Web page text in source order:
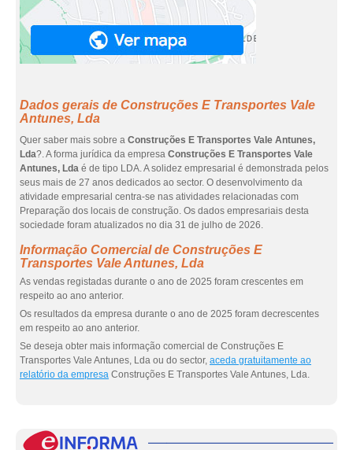
Dados gerais de Construções E Transportes Vale
Antunes, Lda
Quer saber mais sobre a Construções E Transportes Vale Antunes,
Lda?. A forma jurídica da empresa Construções E Transportes Vale
Antunes, Lda é de tipo LDA. A solidez empresarial é demonstrada pelos
seus mais de 27 anos dedicados ao sector. O desenvolvimento da
atividade empresarial centra-se nas atividades relacionadas com
Preparação dos locais de construção. Os dados empresariais desta
sociedade foram atualizados no dia 31 de julho de 2026.
Informação Comercial de Construções E
Transportes Vale Antunes, Lda
As vendas registadas durante o ano de 2025 foram crescentes em
respeito ao ano anterior.
Os resultados da empresa durante o ano de 2025 foram decrescentes
em respeito ao ano anterior.
Se deseja obter mais informação comercial de Construções E
Transportes Vale Antunes, Lda ou do sector, aceda gratuitamente ao
relatório da empresa Construções E Transportes Vale Antunes, Lda.